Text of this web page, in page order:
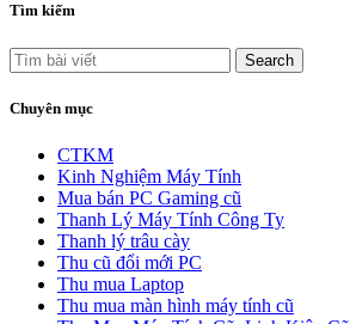
Tìm kiếm
Search
Chuyên mục
CTKM
Kinh Nghiệm Máy Tính
Mua bán PC Gaming cũ
Thanh Lý Máy Tính Công Ty
Thanh lý trâu cày
Thu cũ đổi mới PC
Thu mua Laptop
Thu mua màn hình máy tính cũ